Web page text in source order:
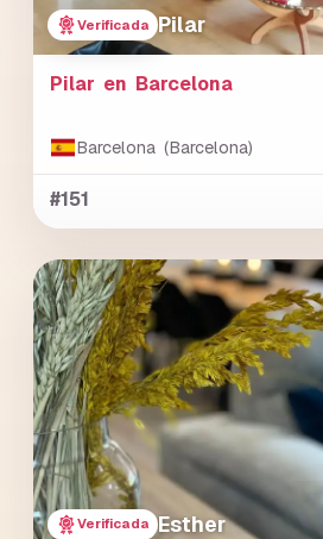
Verificada Pilar
Pilar en Barcelona
Barcelona (Barcelona)
#151
Verificada Esther